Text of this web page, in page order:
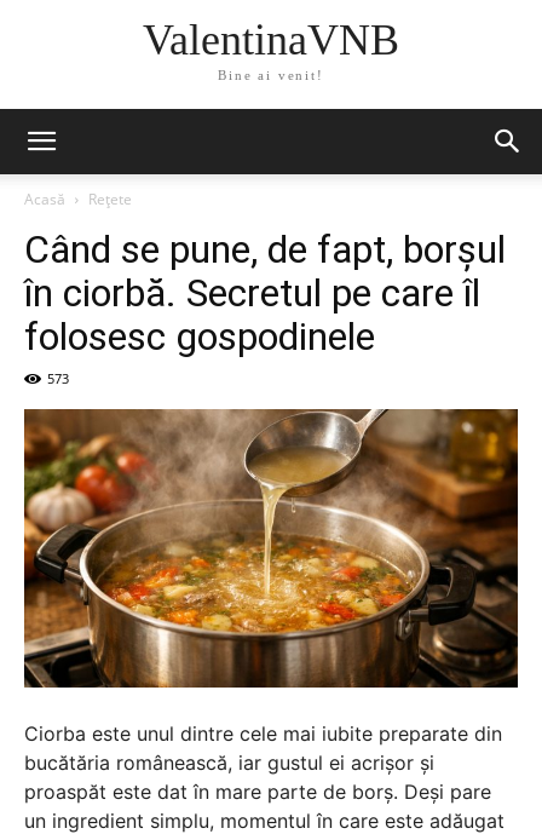
ValentinaVNB
Bine ai venit!
Acasă Rețete
Când se pune, de fapt, borșul
în ciorbă. Secretul pe care îl
folosesc gospodinele
573
Ciorba este unul dintre cele mai iubite preparate din
bucătăria românească, iar gustul ei acrișor și
proaspăt este dat în mare parte de borș. Deși pare
un ingredient simplu, momentul în care este adăugat